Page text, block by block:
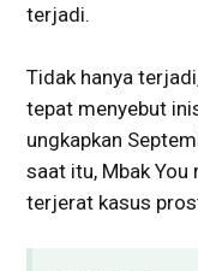
terjadi.
Tidak hanya
tepat menyebut
ungkapkan
saat itu, Mbak
terjerat kasus